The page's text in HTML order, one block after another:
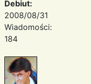
Debiut:
2008/08/31
Wiadomości:
184